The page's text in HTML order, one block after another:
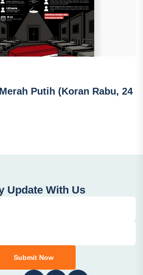
Putih (Koran Rabu, 24
Update With Us
Submit Now